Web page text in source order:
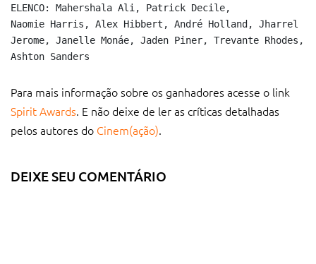
ELENCO: Mahershala Ali, Patrick Decile,
Naomie Harris, Alex Hibbert, André Holland, Jharrel
Jerome, Janelle Monáe, Jaden Piner, Trevante Rhodes,
Ashton Sanders
Para mais informação sobre os ganhadores acesse o link
Spirit Awards. E não deixe de ler as críticas detalhadas
pelos autores do Cinem(ação).
DEIXE SEU COMENTÁRIO